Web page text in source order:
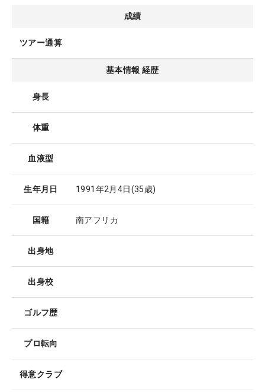
成績
ツアー通算
基本情報 経歴
身長
体重
血液型
生年月日 1991年2月4日(35歳)
国籍 南アフリカ
出身地
出身校
ゴルフ歴
プロ転向
得意クラブ